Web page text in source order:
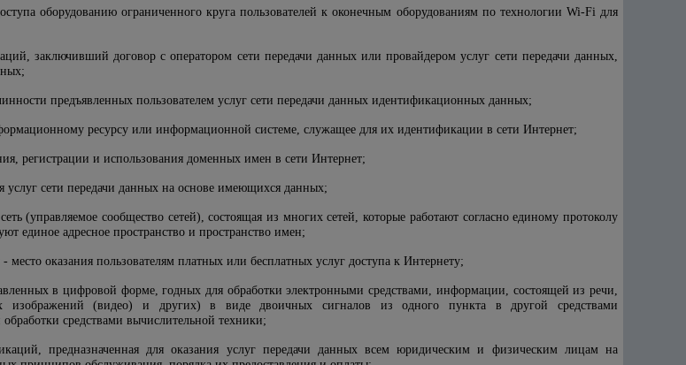
оборудованию ограниченного круга пользователей к оконечным оборудованиям по технологии Wi-Fi для
заключивший договор с оператором сети передачи данных или провайдером услуг сети передачи данных,
предъявленных пользователем услуг сети передачи данных идентификационных данных;
ресурсу или информационной системе, служащее для их идентификации в сети Интернет;
регистрации и использования доменных имен в сети Интернет;
услуг сети передачи данных на основе имеющихся данных;
(управляемое сообщество сетей), состоящая из многих сетей, которые работают согласно единому протоколу
адресное пространство и пространство имен;
- место оказания пользователям платных или бесплатных услуг доступа к Интернету;
в цифровой форме, годных для обработки электронными средствами, информации, состоящей из речи,
изображений (видео) и других) в виде двоичных сигналов из одного пункта в другой средствами
средствами вычислительной техники;
предназначенная для оказания услуг передачи данных всем юридическим и физическим лицам на